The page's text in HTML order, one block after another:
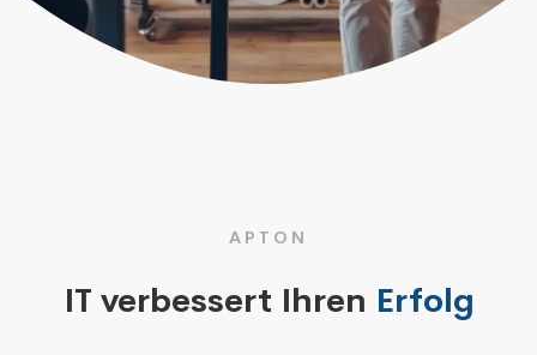
APTON
IT verbessert Ihren Erfolg